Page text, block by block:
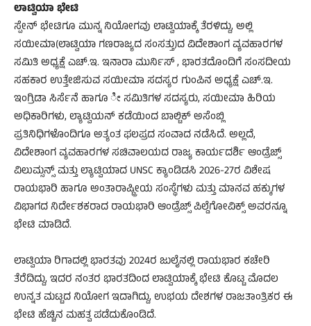
ಲಾಟ್ವಿಯಾ ಭೇಟಿ
ಸ್ಪೇನ್ ಭೇಟಿಗೂ ಮುನ್ನ ನಿಯೋಗವು ಲಾಟ್ವಿಯಾಕ್ಕೆ ತೆರಳಿದ್ದು, ಅಲ್ಲಿ
ಸಯೀಮಾ(ಲಾಟ್ವಿಯಾ ಗಣರಾಜ್ಯದ ಸಂಸತ್ತು)ದ ವಿದೇಶಾಂಗ ವ್ಯವಹಾರಗಳ
ಸಮಿತಿ ಅಧ್ಯಕ್ಷೆ ಎಚ್.ಇ. ಇನಾರಾ ಮುರ್ನಿಸ್ , ಭಾರತದೊಂದಿಗೆ ಸಂಸದೀಯ
ಸಹಕಾರ ಉತ್ತೇಜಿಸುವ ಸಯೀಮಾ ಸದಸ್ಯರ ಗುಂಪಿನ ಅಧ್ಯಕ್ಷೆ ಎಚ್.ಇ.
ಇಂಗ್ರಿಡಾ ಸಿರ್ಸೆನೆ ಹಾಗೂ ೀ ಸಮಿತಿಗಳ ಸದಸ್ಯರು, ಸಯೀಮಾ ಹಿರಿಯ
ಅಧಿಕಾರಿಗಳು, ಲ್ಯಾಟ್ವಿಯನ್ ಕಡೆಯಿಂದ ಬಾಲ್ಟಿಕ್ ಅಸೆಂಬ್ಲಿ
ಪ್ರತಿನಿಧಿಗಳೊಂದಿಗೂ ಅತ್ಯಂತ ಫಲಪ್ರದ ಸಂವಾದ ನಡೆಸಿದೆ. ಅಲ್ಲದೆ,
ವಿದೇಶಾಂಗ ವ್ಯವಹಾರಗಳ ಸಚಿವಾಲಯದ ರಾಜ್ಯ ಕಾರ್ಯದರ್ಶಿ ಆಂಡ್ರೆಜ್ಸ್
ವಿಲುಮ್ಸನ್ಸ್ ಮತ್ತು ಲ್ಯಾಟ್ವಿಯಾದ UNSC ಕ್ಯಾಂಡಿಡಸಿ 2026-27ರ ವಿಶೇಷ
ರಾಯಭಾರಿ ಹಾಗೂ ಅಂತಾರಾಷ್ಟ್ರೀಯ ಸಂಸ್ಥೆಗಳು ಮತ್ತು ಮಾನವ ಹಕ್ಕುಗಳ
ವಿಭಾಗದ ನಿರ್ದೇಶಕರಾದ ರಾಯಭಾರಿ ಆಂಡ್ರೆಜ್ಸ್ ಪಿಲ್ಡೆಗೋವಿಕ್ಸ್ ಅವರನ್ನೂ
ಭೇಟಿ ಮಾಡಿದೆ.
ಲಾಟ್ವಿಯಾ ರಿಗಾದಲ್ಲಿ ಭಾರತವು 2024ರ ಜುಲೈನಲ್ಲಿ ರಾಯಭಾರ ಕಚೇರಿ
ತೆರೆದಿದ್ದು, ಇದರ ನಂತರ ಭಾರತದಿಂದ ಲಾಟ್ವಿಯಾಕ್ಕೆ ಭೇಟಿ ಕೊಟ್ಟ ಮೊದಲ
ಉನ್ನತ ಮಟ್ಟದ ನಿಯೋಗ ಇದಾಗಿದ್ದು, ಉಭಯ ದೇಶಗಳ ರಾಜತಾಂತ್ರಿಕರ ಈ
ಭೇಟಿ ಹೆಚ್ಚಿನ ಮಹತ್ವ ಪಡೆದುಕೊಂಡಿದೆ.